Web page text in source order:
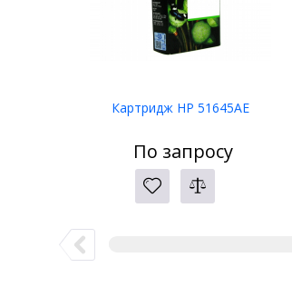
Картридж HP 51645AE
По запросу